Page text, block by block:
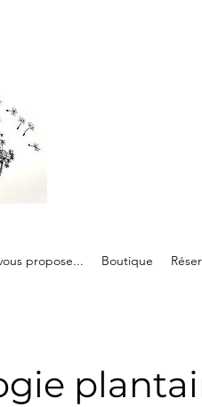
propose... Boutique